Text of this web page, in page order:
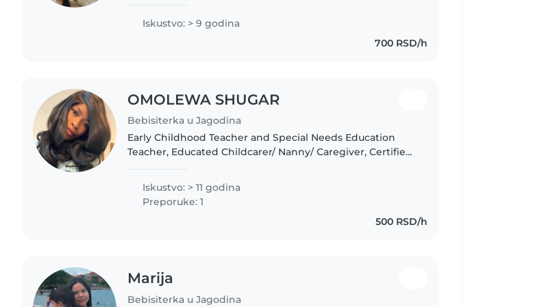
Iskustvo: > 9 godina
700 RSD/h
OMOLEWA SHUGAR
Bebisiterka u Jagodina
Early Childhood Teacher and Special Needs Education
Teacher, Educated Childcarer/ Nanny/ Caregiver, Certified
Safety have..
Iskustvo: > 11 godina
Preporuke: 1
500 RSD/h
Marija
Bebisiterka u Jagodina